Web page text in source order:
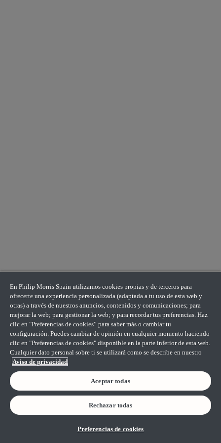
En Philip Morris Spain utilizamos cookies propias y de terceros para
ofrecerte una experiencia personalizada (adaptada a tu uso de esta web y
otras) a través de nuestros anuncios, contenidos y comunicaciones; para
mejorar la web; para gestionar la web; y para recordar tus preferencias. Haz
clic en "Preferencias de cookies” para saber más o cambiar tu
configuración. Puedes cambiar de opinión en cualquier momento haciendo
clic en "Preferencias de cookies" disponible en la parte inferior de esta web.
Cualquier dato personal sobre ti se utilizará como se describe en nuestro
Aviso de privacidad
Aceptar todas
Rechazar todas
Preferencias de cookies